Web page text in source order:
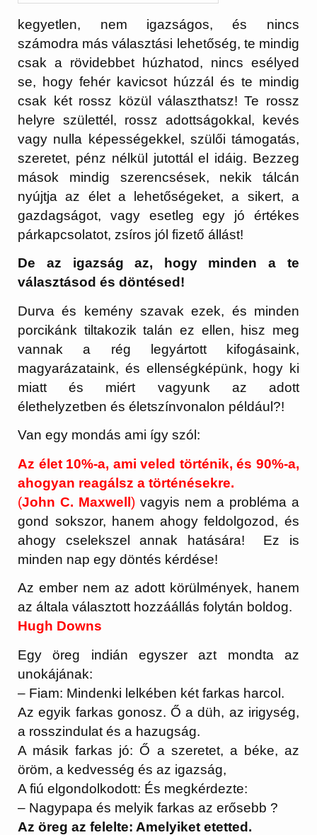
kegyetlen, nem igazságos, és nincs
számodra más választási lehetőség, te mindig
csak a rövidebbet húzhatod, nincs esélyed
se, hogy fehér kavicsot húzzál és te mindig
csak két rossz közül választhatsz! Te rossz
helyre születtél, rossz adottságokkal, kevés
vagy nulla képességekkel, szülői támogatás,
szeretet, pénz nélkül jutottál el idáig. Bezzeg
mások mindig szerencsések, nekik tálcán
nyújtja az élet a lehetőségeket, a sikert, a
gazdagságot, vagy esetleg egy jó értékes
párkapcsolatot, zsíros jól fizető állást!
De az igazság az, hogy minden a te
választásod és döntésed!
Durva és kemény szavak ezek, és minden
porcikánk tiltakozik talán ez ellen, hisz meg
vannak a rég legyártott kifogásaink,
magyarázataink, és ellenségképünk, hogy ki
miatt és miért vagyunk az adott
élethelyzetben és életszínvonalon például?!
Van egy mondás ami így szól:
Az élet 10%-a, ami veled történik, és 90%-a,
ahogyan reagálsz a történésekre.
(John C. Maxwell) vagyis nem a probléma a
gond sokszor, hanem ahogy feldolgozod, és
ahogy cselekszel annak hatására! Ez is
minden nap egy döntés kérdése!
Az ember nem az adott körülmények, hanem
az általa választott hozzáállás folytán boldog.
Hugh Downs
Egy öreg indián egyszer azt mondta az
unokájának:
– Fiam: Mindenki lelkében két farkas harcol.
Az egyik farkas gonosz. Ő a düh, az irigység,
a rosszindulat és a hazugság.
A másik farkas jó: Ő a szeretet, a béke, az
öröm, a kedvesség és az igazság,
A fiú elgondolkodott: És megkérdezte:
– Nagypapa és melyik farkas az erősebb ?
Az öreg az felelte: Amelyiket etetted.